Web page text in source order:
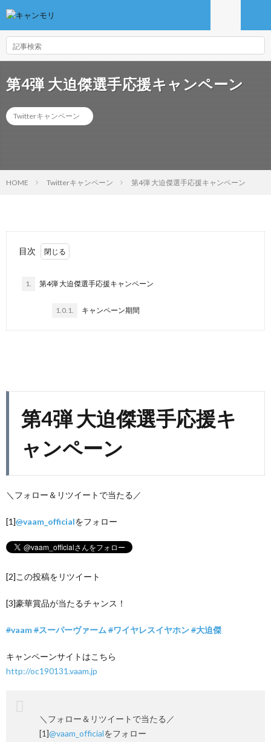
第4弾 大迫傑選手応援キャンペーン
Twitterキャンペーン
HOME Twitterキャンペーン 第4弾 大迫傑選手応援キャンペーン
目次
1. 第4弾 大迫傑選手応援キャンペーン
1.0.1. キャンペーン期間
第4弾 大迫傑選手応援キ
ャンペーン
＼フォロー＆リツイートで当たる／
[1]@vaam_officialをフォロー
[2]この投稿をリツイート
[3]豪華賞品が当たるチャンス！
#vaam#スーパーヴァーム #ワイヤレスイヤホン#大迫傑
キャンペーンサイトはこちら
http://oc190131.vaam.jp
＼フォロー＆リツイートで当たる／
[1]@vaam_officialをフォロー